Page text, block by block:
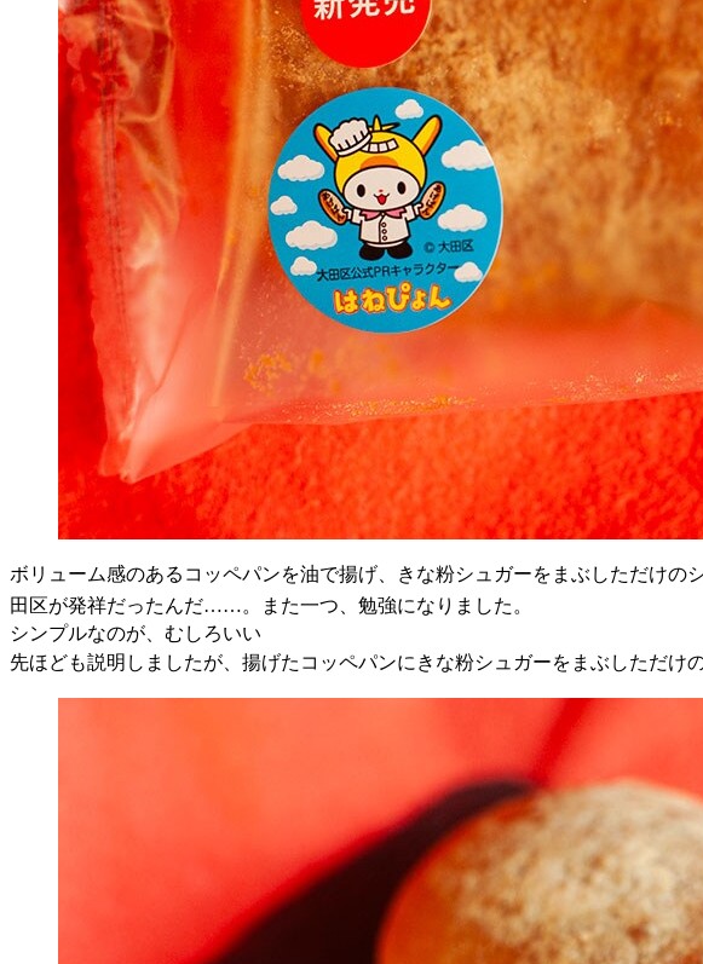
ボリューム感のあるコッペパンを油で揚げ、きな粉シュガーをまぶしただけ
田区が発祥だったんだ……。また一つ、勉強になりました。
シンプルなのが、むしろいい
先ほども説明しましたが、揚げたコッペパンにきな粉シュガーをまぶしただけ